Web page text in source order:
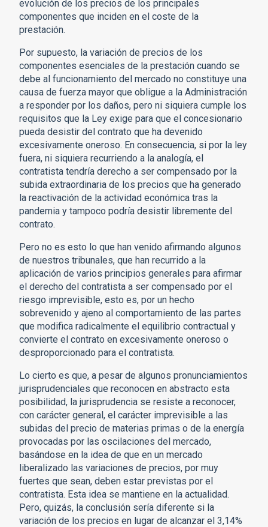
evolución de los precios de los principales
componentes que inciden en el coste de la
prestación.
Por supuesto, la variación de precios de los
componentes esenciales de la prestación cuando se
debe al funcionamiento del mercado no constituye una
causa de fuerza mayor que obligue a la Administración
a responder por los daños, pero ni siquiera cumple los
requisitos que la Ley exige para que el concesionario
pueda desistir del contrato que ha devenido
excesivamente oneroso. En consecuencia, si por la ley
fuera, ni siquiera recurriendo a la analogía, el
contratista tendría derecho a ser compensado por la
subida extraordinaria de los precios que ha generado
la reactivación de la actividad económica tras la
pandemia y tampoco podría desistir libremente del
contrato.
Pero no es esto lo que han venido afirmando algunos
de nuestros tribunales, que han recurrido a la
aplicación de varios principios generales para afirmar
el derecho del contratista a ser compensado por el
riesgo imprevisible, esto es, por un hecho
sobrevenido y ajeno al comportamiento de las partes
que modifica radicalmente el equilibrio contractual y
convierte el contrato en excesivamente oneroso o
desproporcionado para el contratista.
Lo cierto es que, a pesar de algunos pronunciamientos
jurisprudenciales que reconocen en abstracto esta
posibilidad, la jurisprudencia se resiste a reconocer,
con carácter general, el carácter imprevisible a las
subidas del precio de materias primas o de la energía
provocadas por las oscilaciones del mercado,
basándose en la idea de que en un mercado
liberalizado las variaciones de precios, por muy
fuertes que sean, deben estar previstas por el
contratista. Esta idea se mantiene en la actualidad.
Pero, quizás, la conclusión sería diferente si la
variación de los precios en lugar de alcanzar el 3,14%